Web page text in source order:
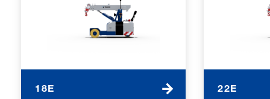
18E 22E